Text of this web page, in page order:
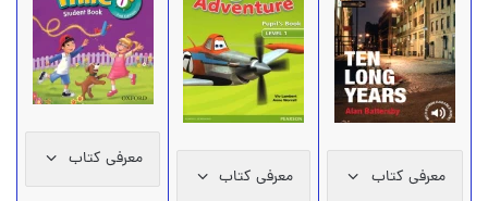
معرفی کتاب معرفی کتاب
معرفی کتاب